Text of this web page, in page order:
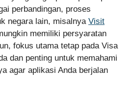
perbandingan, proses
negara lain, misalnya Visit
memiliki persyaratan
fokus utama tetap pada Visa
dan penting untuk memahami
agar aplikasi Anda berjalan